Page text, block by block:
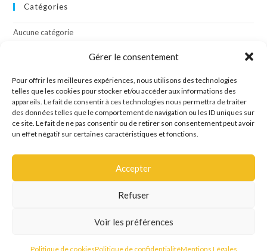
Gérer le consentement
Pour offrir les meilleures expériences, nous utilisons des technologies
telles que les cookies pour stocker et/ou accéder aux informations des
appareils. Le fait de consentir à ces technologies nous permettra de traiter
des données telles que le comportement de navigation ou les ID uniques sur
ce site. Le fait de ne pas consentir ou de retirer son consentement peut avoir
un effet négatif sur certaines caractéristiques et fonctions.
Accepter
Refuser
Voir les préférences
Politique de cookiesPolitique de confidentialitéMentions Légales
Catégories
Aucune catégorie
Connexion
Flux des publications
Flux des commentaires
Site de WordPress-FR
Site créé par l'agence de communication OCTAVE
Mentions Légales Politique de confidentialité
Politique de cookies